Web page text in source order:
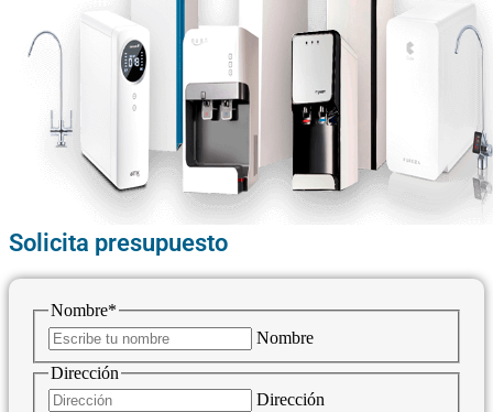
Solicita presupuesto
Nombre*
Nombre
Dirección
Dirección